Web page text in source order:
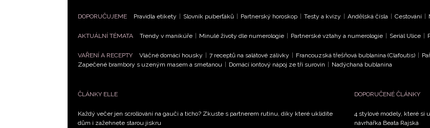
DOPORUČUJEME Pravidla etikety | Slovník puberťáků | Partnerský horoskop | Testy a kvízy | Andělská čísla | Cestování |
AKTUÁLNÍ TÉMATA Trendy v manikúře | Minulé životy dle numerologie | Partnerské vztahy a numerologie | Seriál Ulice |
VAŘENÍ A RECEPTY Vláčné domácí housky | 7 receptů na salátové zálivky | Francouzská třešňová bublanina (Clafoutis) |
Zapečené brambory s uzeným masem a smetanou | Domácí iontový nápoj ze tří surovin | Nadýchaná bublanina
ČLÁNKY ELLE
Každý večer jen scrollování na gauči a ticho? Zkuste s partnerem rutinu, díky které uklidíte
dům i zažehnete starou jiskru
DOPORUČENÉ ČLÁNKY
4 stylové modely, které si
návrhářka Beata Rajská